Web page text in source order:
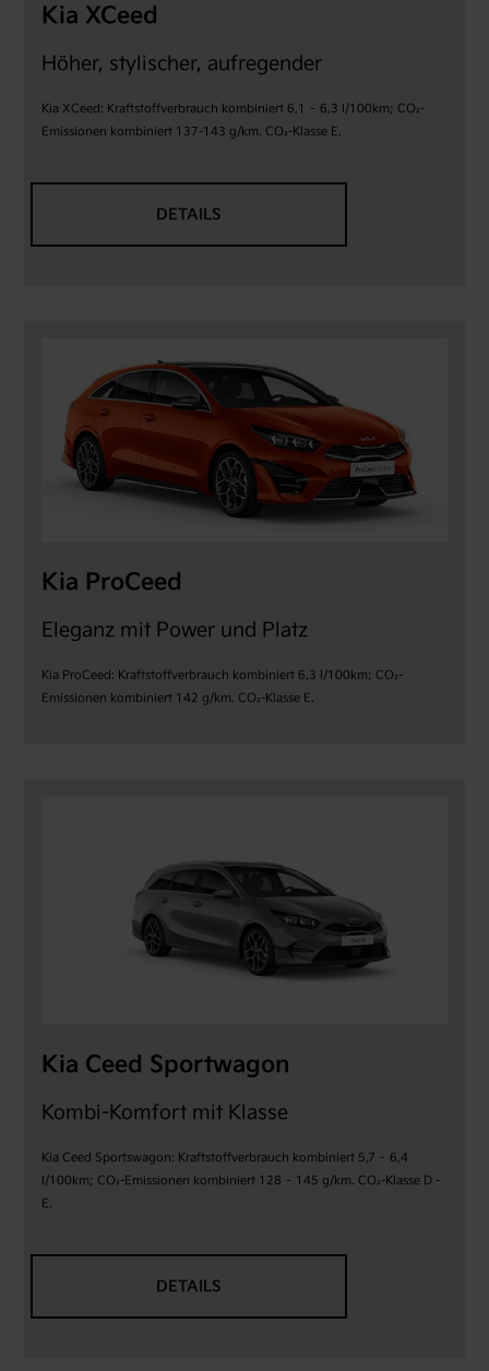
Kia XCeed
Höher, stylischer, aufregender
Kia XCeed: Kraftstoffverbrauch kombiniert 6,1 – 6,3 l/100km; CO₂-
Emissionen kombiniert 137-143 g/km. CO₂-Klasse E.
DETAILS
Kia ProCeed
Eleganz mit Power und Platz
Kia ProCeed: Kraftstoffverbrauch kombiniert 6,3 l/100km; CO₂-
Emissionen kombiniert 142 g/km. CO₂-Klasse E.
Kia Ceed Sportwagon
Kombi-Komfort mit Klasse
Kia Ceed Sportswagon: Kraftstoffverbrauch kombiniert 5,7 – 6,4
l/100km; CO₂-Emissionen kombiniert 128 – 145 g/km. CO₂-Klasse D -
E.
DETAILS